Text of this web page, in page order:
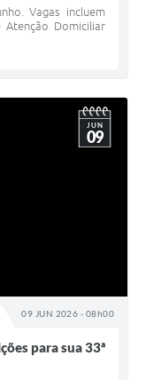
Vagas incluem
Domiciliar
09 JUN 2026 - 08h00
JUN
09
para sua 33ª